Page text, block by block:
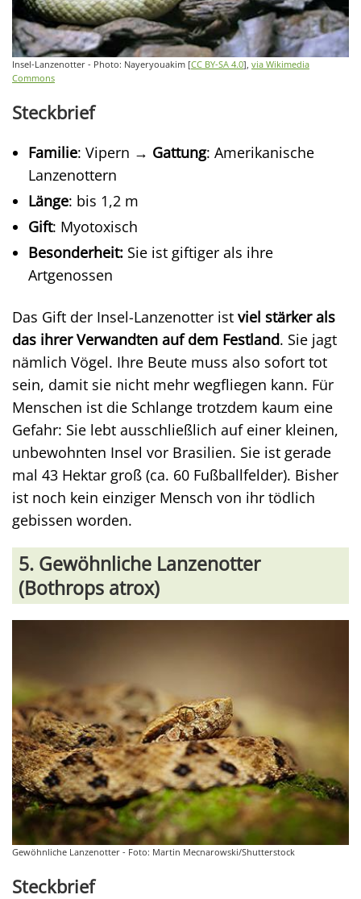
Insel-Lanzenotter - Photo: Nayeryouakim [CC BY-SA 4.0], via Wikimedia
Commons
Steckbrief
Familie: Vipern → Gattung: Amerikanische
Lanzenottern
Länge: bis 1,2 m
Gift: Myotoxisch
Besonderheit: Sie ist giftiger als ihre
Artgenossen
Das Gift der Insel-Lanzenotter ist viel stärker als
das ihrer Verwandten auf dem Festland. Sie jagt
nämlich Vögel. Ihre Beute muss also sofort tot
sein, damit sie nicht mehr wegfliegen kann. Für
Menschen ist die Schlange trotzdem kaum eine
Gefahr: Sie lebt ausschließlich auf einer kleinen,
unbewohnten Insel vor Brasilien. Sie ist gerade
mal 43 Hektar groß (ca. 60 Fußballfelder). Bisher
ist noch kein einziger Mensch von ihr tödlich
gebissen worden.
5. Gewöhnliche Lanzenotter
(Bothrops atrox)
Gewöhnliche Lanzenotter - Foto: Martin Mecnarowski/Shutterstock
Steckbrief